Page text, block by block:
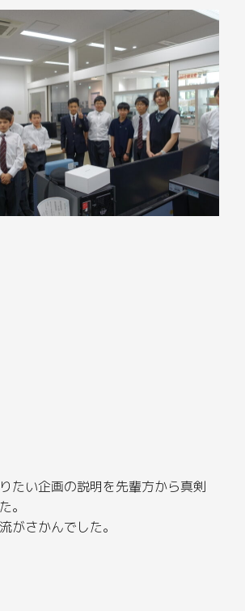
たい企画の説明を先輩方から真剣
。
がさかんでした。